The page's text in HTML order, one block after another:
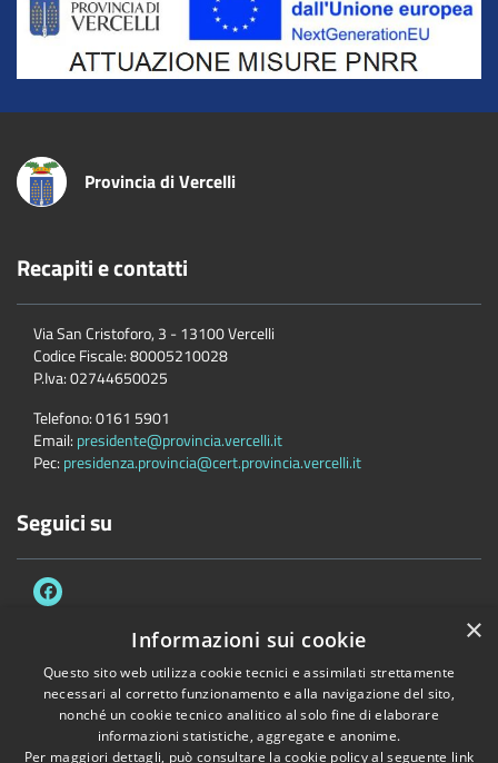
Provincia di Vercelli
Recapiti e contatti
Via San Cristoforo, 3 - 13100 Vercelli
Codice Fiscale:80005210028
P.Iva:02744650025
Telefono:0161 5901
Email: presidente@provincia.vercelli.it
Pec: presidenza.provincia@cert.provincia.vercelli.it
Seguici su
Accessibilità Privacy Cookie
Mappa del sito
Dichiarazione di accessibilità e meccanismo di feedback
Link Utili
Copyright © 2026 • Provincia di Vercelli • Powered byMunicipium•
×
Informazioni sui cookie
Questo sito web utilizza cookie tecnici e assimilati strettamente
necessari al corretto funzionamento e alla navigazione del sito,
nonché un cookie tecnico analitico al solo fine di elaborare
informazioni statistiche, aggregate e anonime.
Per maggiori dettagli, può consultare la cookie policy al seguente link